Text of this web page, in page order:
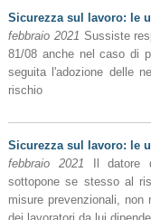
Sicurezza sul lavoro: le
febbraio 2021 Sussiste
81/08 anche nel caso di
seguita l'adozione delle
rischio
Sicurezza sul lavoro: le
febbraio 2021 Il datore
sottopone se stesso al
misure prevenzionali,